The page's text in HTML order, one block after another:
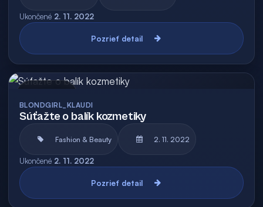
Ukončené 2. 11. 2022
Pozrieť detail
BLONDGIRL_KLAUDI
Súťažte o balík kozmetiky
Fashion & Beauty 2. 11. 2022
Ukončené 2. 11. 2022
Pozrieť detail